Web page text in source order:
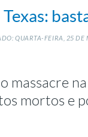
QUARTA-FEIRA, 25 DE
massacre
mortos e